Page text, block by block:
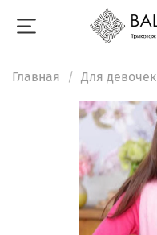
Главная Для девочек